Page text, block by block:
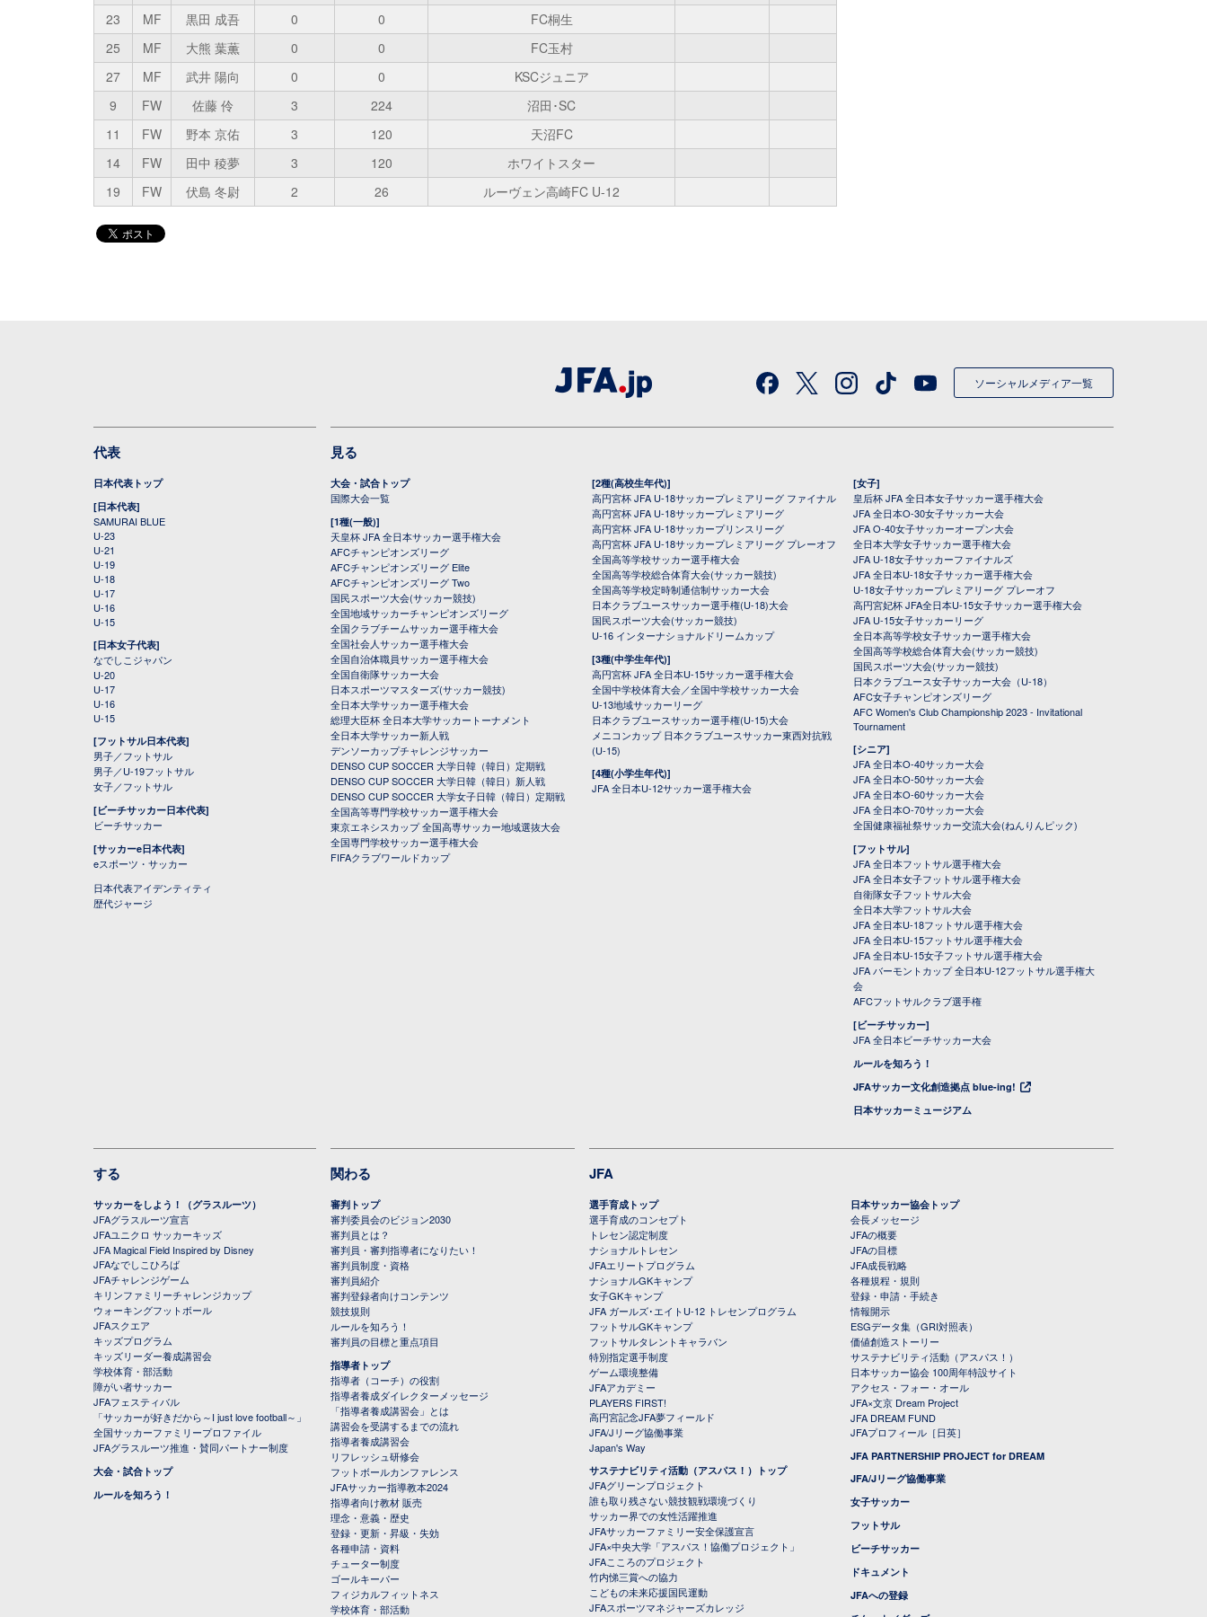
23
MF 黒田 成吾 0 0
FC桐生
25
MF 大熊 葉薫 0 0
FC玉村
27
MF 武井 陽向 0 0
KSCジュニア
9
FW 佐藤 伶 3 224
沼田･SC
11
FW 野本 京佑 3 120
天沼FC
14
FW 田中 稜夢 3 120
ホワイトスター
19
FW 伏島 冬尉 2 26 ルーヴェン高崎FC U-12
ソーシャルメディア一覧
代表
日本代表トップ
[日本代表]
SAMURAI BLUE
U-23
U-21
U-19
U-18
U-17
U-16
U-15
[日本女子代表]
なでしこジャパン
U-20
U-17
U-16
U-15
[フットサル日本代表]
男子／フットサル
男子／U-19フットサル
女子／フットサル
[ビーチサッカー日本代表]
ビーチサッカー
[サッカーe日本代表]
eスポーツ・サッカー
日本代表アイデンティティ
歴代ジャージ
見る
大会・試合トップ
国際大会一覧
[1種(一般)]
天皇杯 JFA 全日本サッカー選手権大会
AFCチャンピオンズリーグ
AFCチャンピオンズリーグ Elite
AFCチャンピオンズリーグ Two
国民スポーツ大会(サッカー競技)
全国地域サッカーチャンピオンズリーグ
全国クラブチームサッカー選手権大会
全国社会人サッカー選手権大会
全国自治体職員サッカー選手権大会
全国自衛隊サッカー大会
日本スポーツマスターズ(サッカー競技)
全日本大学サッカー選手権大会
総理大臣杯 全日本大学サッカートーナメント
全日本大学サッカー新人戦
デンソーカップチャレンジサッカー
DENSO CUP SOCCER 大学日韓（韓日）定期戦
DENSO CUP SOCCER 大学日韓（韓日）新人戦
DENSO CUP SOCCER 大学女子日韓（韓日）定期戦
全国高等専門学校サッカー選手権大会
東京エネシスカップ 全国高専サッカー地域選抜大会
全国専門学校サッカー選手権大会
FIFAクラブワールドカップ
[2種(高校生年代)]
高円宮杯 JFA U-18サッカープレミアリーグ ファイナル
高円宮杯 JFA U-18サッカープレミアリーグ
高円宮杯 JFA U-18サッカープリンスリーグ
高円宮杯 JFA U-18サッカープレミアリーグ プレーオフ
全国高等学校サッカー選手権大会
全国高等学校総合体育大会(サッカー競技)
全国高等学校定時制通信制サッカー大会
日本クラブユースサッカー選手権(U-18)大会
国民スポーツ大会(サッカー競技)
U-16 インターナショナルドリームカップ
[3種(中学生年代)]
高円宮杯 JFA 全日本U-15サッカー選手権大会
全国中学校体育大会／全国中学校サッカー大会
U-13地域サッカーリーグ
日本クラブユースサッカー選手権(U-15)大会
メニコンカップ 日本クラブユースサッカー東西対抗戦
(U-15)
[4種(小学生年代)]
JFA 全日本U-12サッカー選手権大会
[女子]
皇后杯 JFA 全日本女子サッカー選手権大会
JFA 全日本O-30女子サッカー大会
JFA O-40女子サッカーオープン大会
全日本大学女子サッカー選手権大会
JFA U-18女子サッカーファイナルズ
JFA 全日本U-18女子サッカー選手権大会
U-18女子サッカープレミアリーグ プレーオフ
高円宮妃杯 JFA全日本U-15女子サッカー選手権大会
JFA U-15女子サッカーリーグ
全日本高等学校女子サッカー選手権大会
全国高等学校総合体育大会(サッカー競技)
国民スポーツ大会(サッカー競技)
日本クラブユース女子サッカー大会（U-18）
AFC女子チャンピオンズリーグ
AFC Women's Club Championship 2023 - Invitational
Tournament
[シニア]
JFA 全日本O-40サッカー大会
JFA 全日本O-50サッカー大会
JFA 全日本O-60サッカー大会
JFA 全日本O-70サッカー大会
全国健康福祉祭サッカー交流大会(ねんりんピック)
[フットサル]
JFA 全日本フットサル選手権大会
JFA 全日本女子フットサル選手権大会
自衛隊女子フットサル大会
全日本大学フットサル大会
JFA 全日本U-18フットサル選手権大会
JFA 全日本U-15フットサル選手権大会
JFA 全日本U-15女子フットサル選手権大会
JFA バーモントカップ 全日本U-12フットサル選手権大
会
AFCフットサルクラブ選手権
[ビーチサッカー]
JFA 全日本ビーチサッカー大会
ルールを知ろう！
JFAサッカー文化創造拠点 blue-ing!
日本サッカーミュージアム
する
サッカーをしよう！（グラスルーツ）
JFAグラスルーツ宣言
JFAユニクロ サッカーキッズ
JFA Magical Field Inspired by Disney
JFAなでしこひろば
JFAチャレンジゲーム
キリンファミリーチャレンジカップ
ウォーキングフットボール
JFAスクエア
キッズプログラム
キッズリーダー養成講習会
学校体育・部活動
障がい者サッカー
JFAフェスティバル
「サッカーが好きだから～I just love football～」
全国サッカーファミリープロファイル
JFAグラスルーツ推進・賛同パートナー制度
大会・試合トップ
ルールを知ろう！
関わる
審判トップ
審判委員会のビジョン2030
審判員とは？
審判員・審判指導者になりたい！
審判員制度・資格
審判員紹介
審判登録者向けコンテンツ
競技規則
ルールを知ろう！
審判員の目標と重点項目
指導者トップ
指導者（コーチ）の役割
指導者養成ダイレクターメッセージ
「指導者養成講習会」とは
講習会を受講するまでの流れ
指導者養成講習会
リフレッシュ研修会
フットボールカンファレンス
JFAサッカー指導教本2024
指導者向け教材 販売
理念・意義・歴史
登録・更新・昇級・失効
各種申請・資料
チューター制度
ゴールキーパー
フィジカルフィットネス
学校体育・部活動
JFA
選手育成トップ
選手育成のコンセプト
トレセン認定制度
ナショナルトレセン
JFAエリートプログラム
ナショナルGKキャンプ
女子GKキャンプ
JFA ガールズ･エイトU-12 トレセンプログラム
フットサルGKキャンプ
フットサルタレントキャラバン
特別指定選手制度
ゲーム環境整備
JFAアカデミー
PLAYERS FIRST!
高円宮記念JFA夢フィールド
JFA/Jリーグ協働事業
Japan's Way
サステナビリティ活動（アスパス！）トップ
JFAグリーンプロジェクト
誰も取り残さない競技観戦環境づくり
サッカー界での女性活躍推進
JFAサッカーファミリー安全保護宣言
JFA×中央大学「アスパス！協働プロジェクト」
JFAこころのプロジェクト
竹内悌三賞への協力
こどもの未来応援国民運動
JFAスポーツマネジャーズカレッジ
日本サッカー協会トップ
会長メッセージ
JFAの概要
JFAの目標
JFA成長戦略
各種規程・規則
登録・申請・手続き
情報開示
ESGデータ集（GRI対照表）
価値創造ストーリー
サステナビリティ活動（アスパス！）
日本サッカー協会 100周年特設サイト
アクセス・フォー・オール
JFA×文京 Dream Project
JFA DREAM FUND
JFAプロフィール［日英］
JFA PARTNERSHIP PROJECT for DREAM
JFA/Jリーグ協働事業
女子サッカー
フットサル
ビーチサッカー
ドキュメント
JFAへの登録